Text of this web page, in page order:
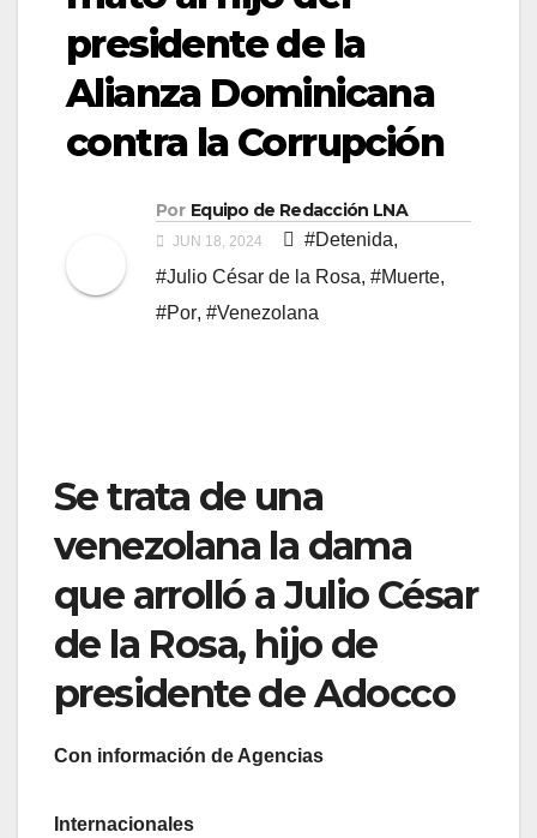
presidente de la
Alianza Dominicana
contra la Corrupción
Por Equipo de Redacción LNA
JUN 18, 2024 #Detenida,
#Julio César de la Rosa, #Muerte,
#Por, #Venezolana
Se trata de una
venezolana la dama
que arrolló a Julio César
de la Rosa, hijo de
presidente de Adocco
Con información de Agencias
Internacionales